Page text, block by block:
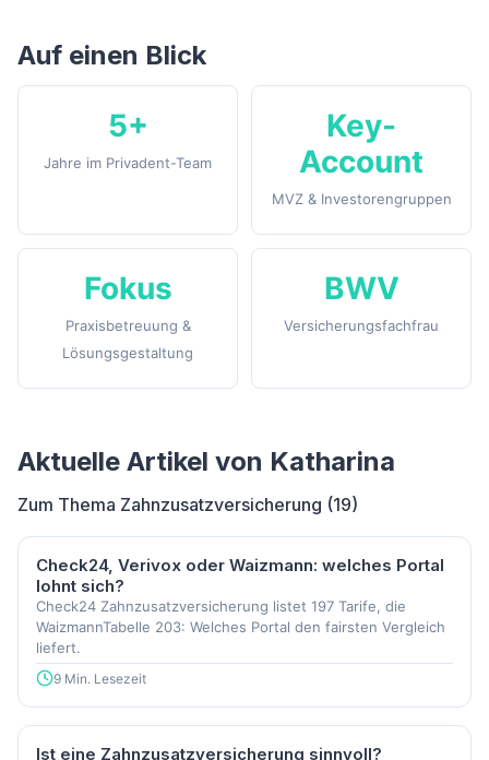
Auf einen Blick
5+
Jahre im Privadent-Team
Key-
Account
MVZ & Investorengruppen
Fokus
Praxisbetreuung &
Lösungsgestaltung
BWV
Versicherungsfachfrau
Aktuelle Artikel von Katharina
Zum Thema Zahnzusatzversicherung (19)
Check24, Verivox oder Waizmann: welches Portal
lohnt sich?
Check24 Zahnzusatzversicherung listet 197 Tarife, die
WaizmannTabelle 203: Welches Portal den fairsten Vergleich
liefert.
9 Min. Lesezeit
Ist eine Zahnzusatzversicherung sinnvoll?